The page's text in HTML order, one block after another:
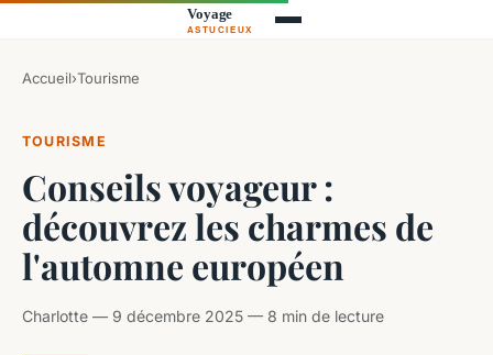
Accueil›Tourisme
TOURISME
Conseils voyageur :
découvrez les charmes de
l'automne européen
Charlotte — 9 décembre 2025 — 8 min de lecture